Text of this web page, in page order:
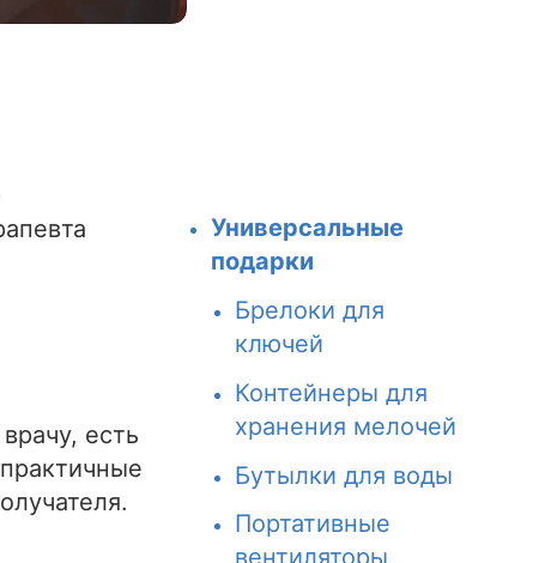
Универсальные
подарки
Брелоки для
ключей
Контейнеры для
хранения мелочей
Бутылки для воды
Портативные
есть